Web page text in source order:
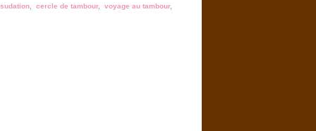
cercle de tambour, voyage au tambour,